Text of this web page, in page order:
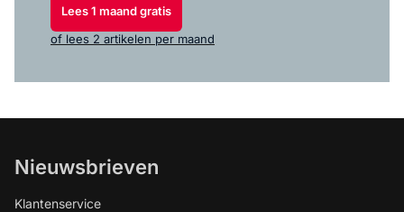
Lees 1 maand gratis
of lees 2 artikelen per maand
Nieuwsbrieven
Klantenservice